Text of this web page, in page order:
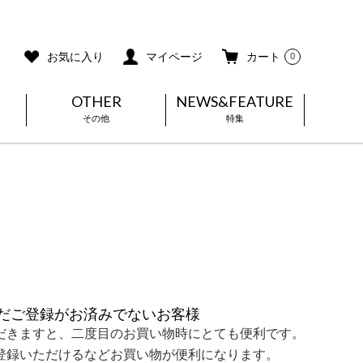
お気に入り マイページ カート 0
OTHER
その他
NEWS&FEATURE
特集
ご登録がお済みでないお客様
ますと、二度目のお買い物時にとても便利です。
いただけるなどお買い物が便利になります。